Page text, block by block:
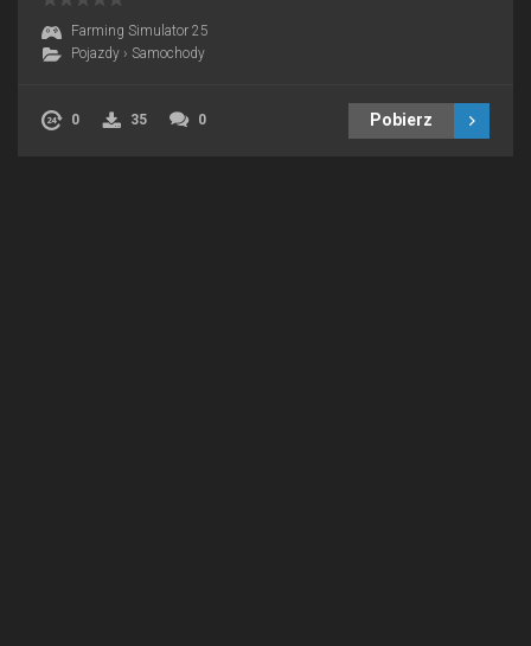
Farming Simulator 25
Pojazdy › Samochody
0 35 0 Pobierz